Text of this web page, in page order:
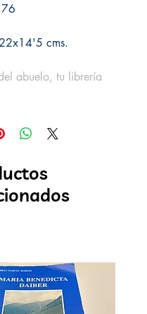
cms.
abuelo, tu librería